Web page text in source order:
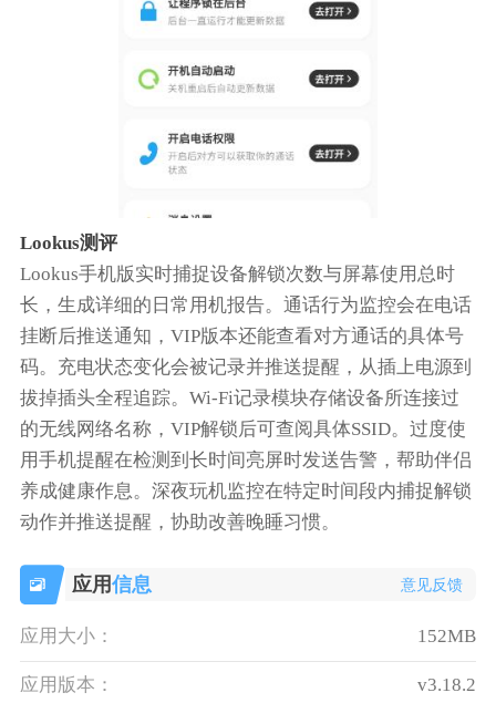
Lookus测评
Lookus手机版实时捕捉设备解锁次数与屏幕使用总时
长，生成详细的日常用机报告。通话行为监控会在电话
挂断后推送通知，VIP版本还能查看对方通话的具体号
码。充电状态变化会被记录并推送提醒，从插上电源到
拔掉插头全程追踪。Wi-Fi记录模块存储设备所连接过
的无线网络名称，VIP解锁后可查阅具体SSID。过度使
用手机提醒在检测到长时间亮屏时发送告警，帮助伴侣
养成健康作息。深夜玩机监控在特定时间段内捕捉解锁
动作并推送提醒，协助改善晚睡习惯。
应用信息 意见反馈
应用大小： 152MB
应用版本： v3.18.2